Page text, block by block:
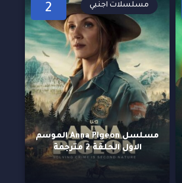
2
مسلسل Anna Pigeon الموسم
الاول الحلقة 2 مترجمة
مسلسلات اجنبي